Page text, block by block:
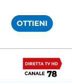
OTTIENI